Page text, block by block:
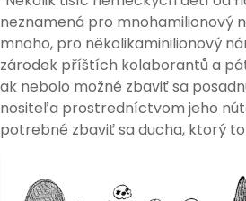
neznamená pro mnohamilionový
mnoho, pro několikaminilionový
zárodek příštích kolaborantů a
ak nebolo možné zbaviť sa
nositeľa prostredníctvom jeho
potrebné zbaviť sa ducha, ktorý